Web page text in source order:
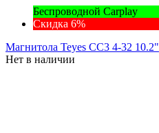
Беспроводной Carplay
Скидка 6%
Магнитола Teyes CC3 4-32 10.2"
Нет в наличии